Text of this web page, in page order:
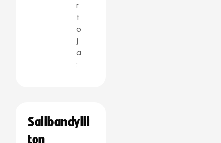
r
t
o
j
a
:
Salibandylii
ton